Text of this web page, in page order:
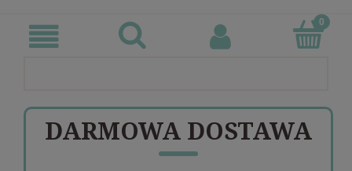
DARMOWA DOSTAWA